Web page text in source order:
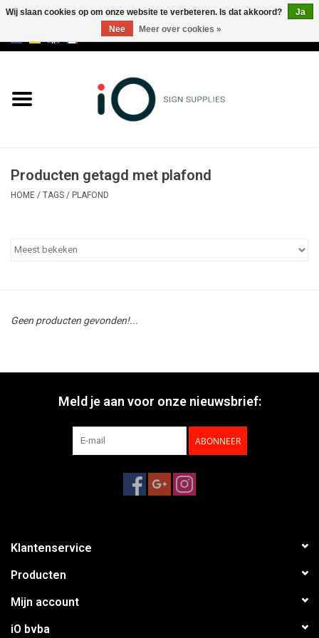
Merken
Producten getagd met plafond
HOME / TAGS / PLAFOND
Geen producten gevonden!...
Meld je aan voor onze nieuwsbrief:
ABONNEER
Klantenservice
Producten
Mijn account
iO bvba
Wij slaan cookies op om onze website te verbeteren. Is dat akkoord?
Ja
Nee
Meer over cookies »